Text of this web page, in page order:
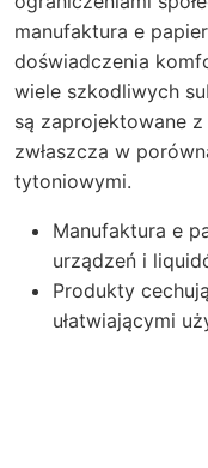
manufaktura e
doświadczenia
wiele szkodliwych
są zaprojektowane
zwłaszcza w
tytoniowymi.
Manufaktura e
urządzeń i
Produkty
ułatwiającymi